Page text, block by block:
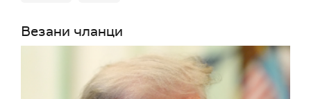
Везани чланци